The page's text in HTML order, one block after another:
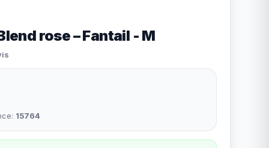
rose – Fantail - M
15764